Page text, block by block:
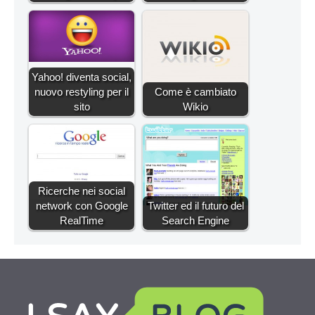
Yahoo! diventa social,
nuovo restyling per il
sito
Come è cambiato
Wikio
Ricerche nei social
network con Google
RealTime
Twitter ed il futuro del
Search Engine